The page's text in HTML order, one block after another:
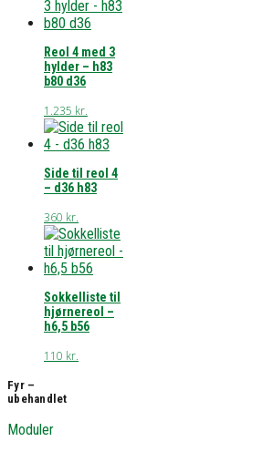
Reol 4 med 3
hylder – h83
b80 d36
1.235 kr.
Side til reol 4
– d36 h83
360 kr.
Sokkelliste til
hjørnereol –
h6,5 b56
110 kr.
Fyr –
ubehandlet
Moduler